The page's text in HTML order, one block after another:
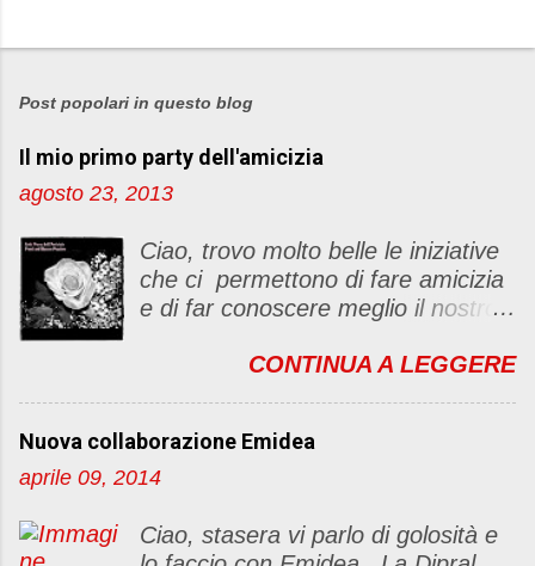
P
s
a
u
c
o
m
m
t
o
Post popolari in questo blog
Il mio primo party dell'amicizia
agosto 23, 2013
Ciao, trovo molto belle le iniziative
che ci permettono di fare amicizia
e di far conoscere meglio il nostro
un "party" dell'amicizia .... Mi
post, ma anche di sentimenti ed
emozioni. Non siete obbligate a
avete il tempo bene, altrimenti no
CONTINUA A LEGGERE
Nuova collaborazione Emidea
aprile 09, 2014
Ciao, stasera vi parlo di golosità e